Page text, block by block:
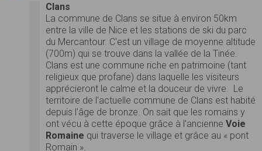
Clans
La commune de Clans se situe à environ 50km
entre la ville de Nice et les stations de ski du parc
du Mercantour. C'est un village de moyenne altitude
(700m) qui se trouve dans la vallée de la Tinée.
Clans est une commune riche en patrimoine (tant
religieux que profane) dans laquelle les visiteurs
apprécieront le calme et la douceur de vivre. Le
territoire de l'actuelle commune de Clans est habité
depuis l'âge de bronze. On sait que les romains y
ont vécu à cette époque grâce à l'ancienne Voie
Romaine qui traverse le village et grâce au « pont
Romain ».